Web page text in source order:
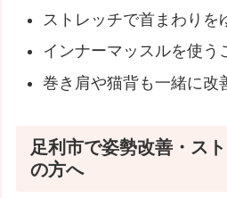
ストレッチで首まわりを
インナーマッスルを使う
巻き肩や猫背も一緒に改
足利市で姿勢改善・ス
の方へ